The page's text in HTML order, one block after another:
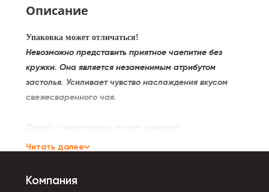
Описание
Упаковка может отличаться!
Невозможно представить приятное чаепитие без
кружки. Она является незаменимым атрибутом
застолья. Усиливает чувство наслаждения вкусом
свежесваренного чая.
Дизайн современных кружек удивляет
многообразием:
Крышки детских моделей могут быть выполнены в
Читать далее
Компания